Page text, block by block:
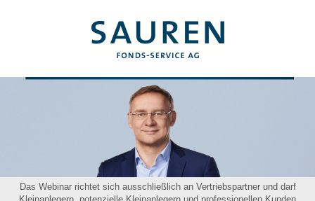
Das Webinar richtet sich ausschließlich an Vertriebspartner und darf